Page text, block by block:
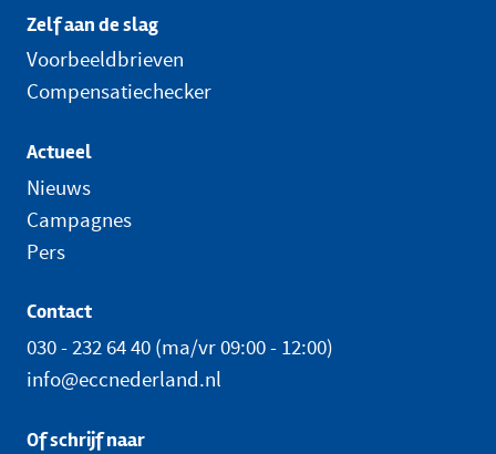
Zelf aan de slag
Voorbeeldbrieven
Compensatiechecker
Actueel
Nieuws
Campagnes
Pers
Contact
030 - 232 64 40 (ma/vr 09:00 - 12:00)
info@eccnederland.nl
Of schrijf naar